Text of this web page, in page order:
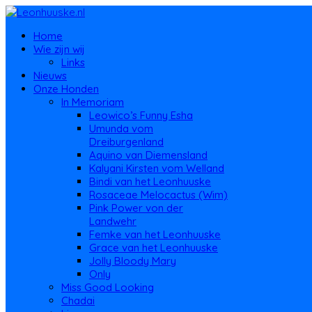
Home
Wie zijn wij
Links
Nieuws
Onze Honden
In Memoriam
Leowico’s Funny Esha
Umunda vom
Dreiburgenland
Aquino van Diemensland
Kalyani Kirsten vom Welland
Bindi van het Leonhuuske
Rosaceae Melocactus (Wim)
Pink Power von der
Landwehr
Femke van het Leonhuuske
Grace van het Leonhuuske
Jolly Bloody Mary
Only
Miss Good Looking
Chadai